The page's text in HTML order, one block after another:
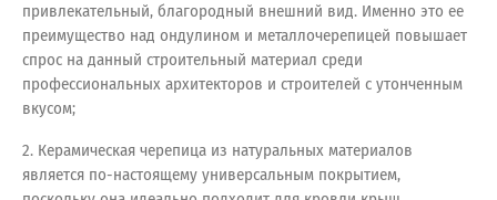
привлекательный, благородный внешний вид. Именно это ее
преимущество над ондулином и металлочерепицей повышает
спрос на данный строительный материал среди
профессиональных архитекторов и строителей с утонченным
вкусом;
2. Керамическая черепица из натуральных материалов
является по-настоящему универсальным покрытием,